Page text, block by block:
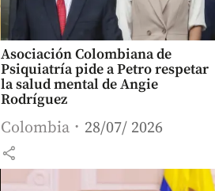
Asociación Colombiana de
Psiquiatría pide a Petro respetar
la salud mental de Angie
Rodríguez
Colombia 28/07/ 2026
share